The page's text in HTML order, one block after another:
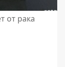
от рака